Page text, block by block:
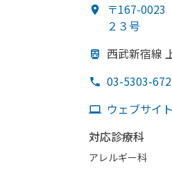
〒167-0023
２３号
西武新宿線
03-5303-
ウェブサイト
対応診療科
アレルギー科